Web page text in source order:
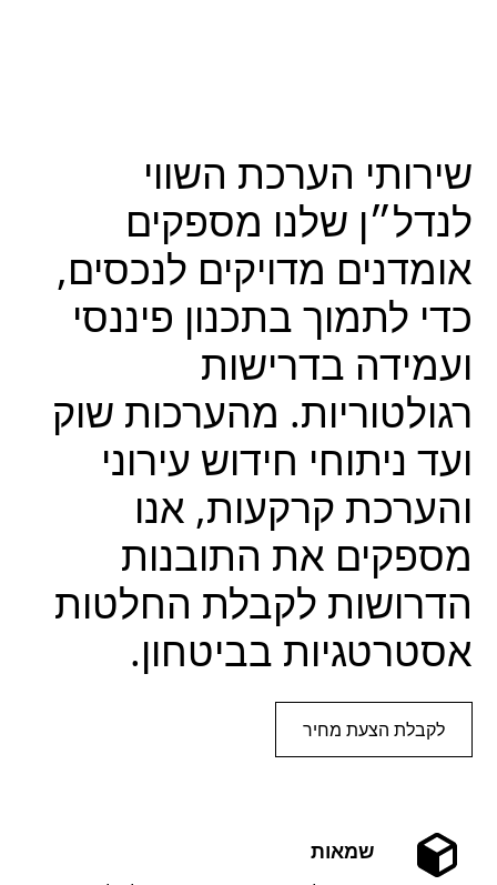
שירותי הערכת השווי
לנדל״ן שלנו מספקים
אומדנים מדויקים לנכסים,
כדי לתמוך בתכנון פיננסי
ועמידה בדרישות
רגולטוריות. מהערכות שוק
ועד ניתוחי חידוש עירוני
והערכת קרקעות, אנו
מספקים את התובנות
הדרושות לקבלת החלטות
אסטרטגיות בביטחון.
לקבלת הצעת מחיר
שמאות